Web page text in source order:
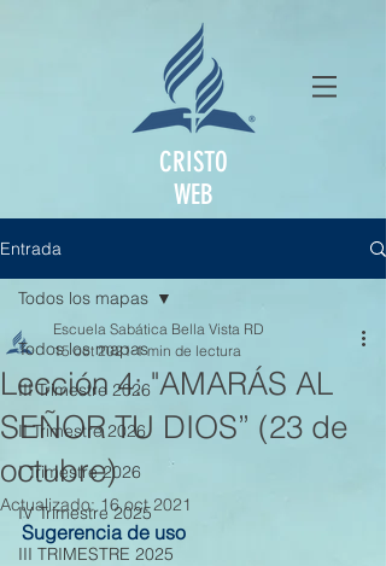
CRISTO
WEB
Entrada
Todos los mapas
III Trimestre 2026
II Trimestre 2026
I Trimestre 2026
IV Trimestre 2025
III TRIMESTRE 2025
Todos los mapas
Lección 4: "AMARÁS AL
SEÑOR TU DIOS” (23 de
octubre)
Escuela Sabática Bella Vista RD
15 oct 2021 1 min de lectura
Actualizado:16 oct 2021
Sugerencia de uso